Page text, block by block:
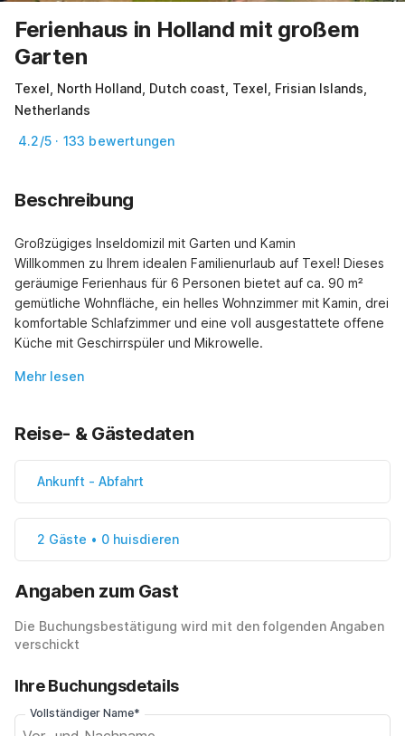
Ferienhaus in Holland mit großem
Garten
Texel, North Holland, Dutch coast, Texel, Frisian Islands,
Netherlands
4.2/5 · 133 bewertungen
Beschreibung
Großzügiges Inseldomizil mit Garten und Kamin
Willkommen zu Ihrem idealen Familienurlaub auf Texel! Dieses
geräumige Ferienhaus für 6 Personen bietet auf ca. 90 m²
gemütliche Wohnfläche, ein helles Wohnzimmer mit Kamin, drei
komfortable Schlafzimmer und eine voll ausgestattete offene
Küche mit Geschirrspüler und Mikrowelle.
Mehr lesen
Reise- & Gästedaten
Ankunft - Abfahrt
2 Gäste • 0 huisdieren
Angaben zum Gast
Die Buchungsbestätigung wird mit den folgenden Angaben
verschickt
Ihre Buchungsdetails
Vollständiger Name*